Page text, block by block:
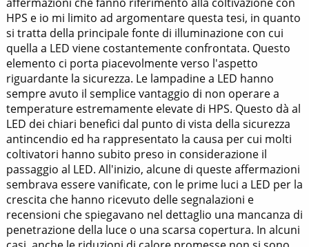
HPS e io mi limito ad argomentare questa tesi, in quanto
si tratta della principale fonte di illuminazione con cui
quella a LED viene costantemente confrontata. Questo
elemento ci porta piacevolmente verso l'aspetto
riguardante la sicurezza. Le lampadine a LED hanno
sempre avuto il semplice vantaggio di non operare a
temperature estremamente elevate di HPS. Questo dà al
LED dei chiari benefici dal punto di vista della sicurezza
antincendio ed ha rappresentato la causa per cui molti
coltivatori hanno subito preso in considerazione il
passaggio al LED. All'inizio, alcune di queste affermazioni
sembrava essere vanificate, con le prime luci a LED per la
crescita che hanno ricevuto delle segnalazioni e
recensioni che spiegavano nel dettaglio una mancanza di
penetrazione della luce o una scarsa copertura. In alcuni